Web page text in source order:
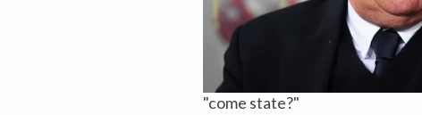
"come state?"